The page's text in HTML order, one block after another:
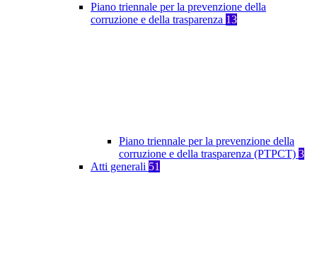
Piano triennale per la prevenzione della
corruzione e della trasparenza 13
Piano triennale per la prevenzione della
corruzione e della trasparenza (PTPCT) 3
Atti generali 51